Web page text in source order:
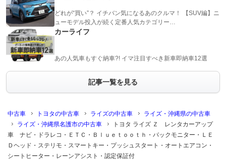
どれが“買い”？ イチバン気になるあのクルマ！ 【SUV編】ニ
ューモデル投入が続く定番人気カテゴリー…
カーライフ
あの人気車もすぐ納車?! イマ注目すべき新車即納車12選
記事一覧を見る
中古車 トヨタの中古車 ライズの中古車
ライズ・沖縄県の中古車
ライズ・沖縄県名護市の中古車
トヨタ ライズ Ｚ レンタカーアップ
車 ナビ・ドラレコ・ＥＴＣ・Ｂｌｕｅｔｏｏｔｈ・バックモニター・ＬＥ
Ｄヘッド・ステリモ・スマートキー・プッシュスタート・オートエアコン・
シートヒーター・レーンアシスト・認定保証付